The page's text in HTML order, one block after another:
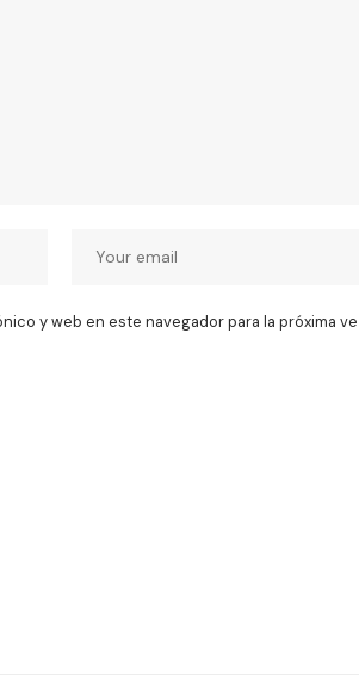
y web en este navegador para la próxima